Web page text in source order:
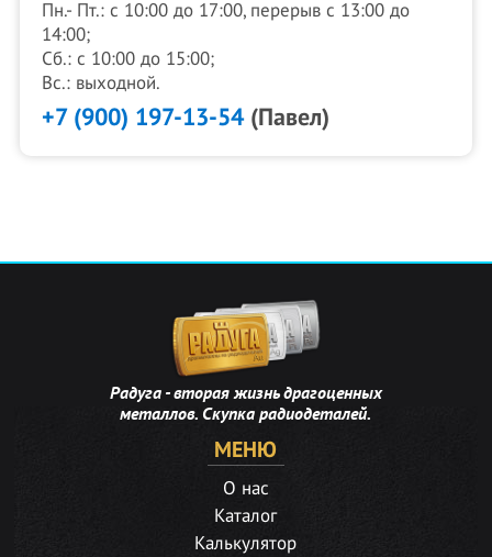
Пн.- Пт.: с 10:00 до 17:00, перерыв с 13:00 до
14:00;
Сб.: с 10:00 до 15:00;
Вс.: выходной.
+7 (900) 197-13-54(Павел)
Радуга - вторая жизнь драгоценных
металлов. Скупка радиодеталей.
МЕНЮ
О нас
Каталог
Калькулятор